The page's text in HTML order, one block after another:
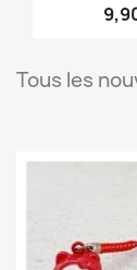
Tous les